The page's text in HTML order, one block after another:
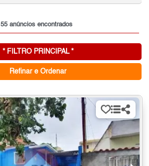
55 anúncios encontrados
* FILTRO PRINCIPAL *
Refinar e Ordenar